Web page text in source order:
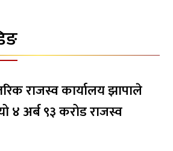
राजस्व कार्यालय झापाले
४ अर्ब ९३ करोड राजस्व